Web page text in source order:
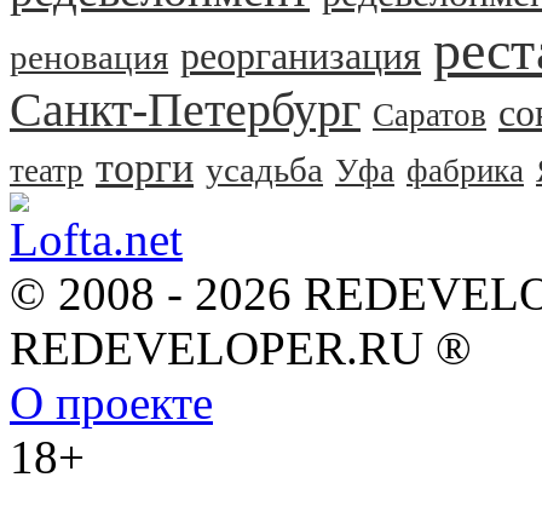
реновация реорганизация
Санкт-Петербург Саратов
театр торги усадьба Уфа фабрика
© 2008 - 2026
REDEVELOPER.RU ®
О проекте
18+